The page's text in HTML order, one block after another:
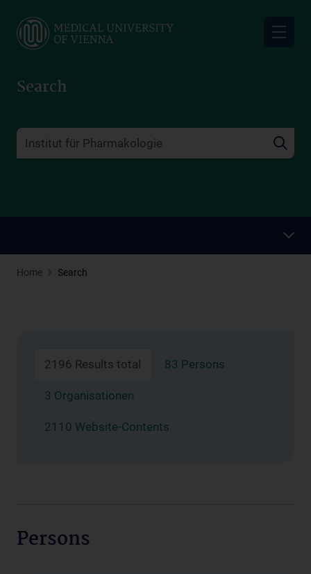
main
Search
Home Search
2196 Results total 83 Persons
3 Organisationen
2110 Website-Contents
Persons